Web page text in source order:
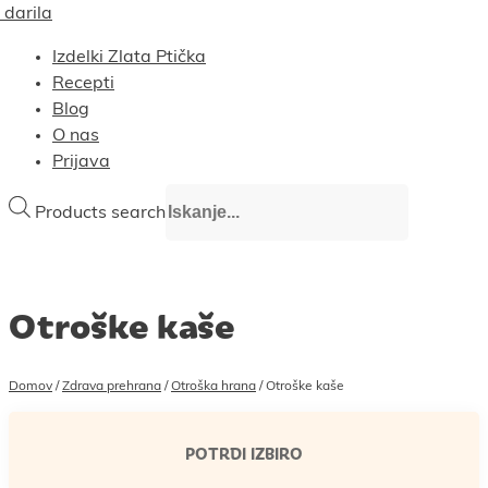
darila
Izdelki Zlata Ptička
Recepti
Blog
O nas
Prijava
Products search
Otroške kaše
Domov / Zdrava prehrana / Otroška hrana /Otroške kaše
POTRDI IZBIRO